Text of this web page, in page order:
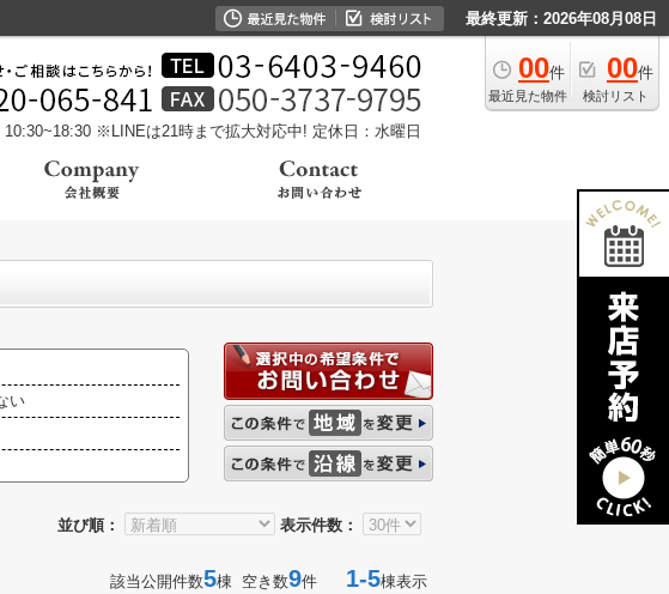
最終更新：2026年08月08日
00件
最近見た物件
00件
検討リスト
10:30~18:30 ※LINEは21時まで拡大対応中! 定休日：水曜日
い
並び順： 表示件数：
該当公開件数5棟 空き数9件 1-5棟表示